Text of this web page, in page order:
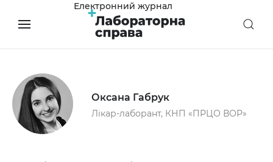
Електронний журнал
Оксана Габрук
Лікар-лаборант, КНП «ПРЦО ВОР»